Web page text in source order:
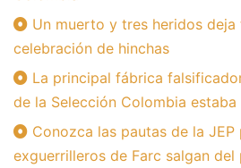
Un muerto y tres heridos deja
celebración de hinchas
La principal fábrica
de la Selección Colombia estaba
Conozca las pautas de la JEP
exguerrilleros de Farc salgan del